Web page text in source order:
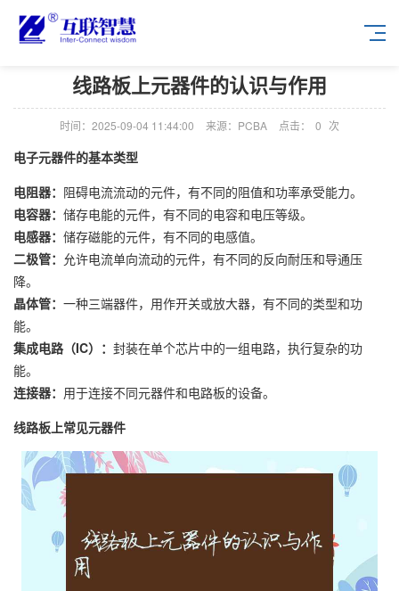
线路板上元器件的认识与作用
时间：2025-09-04 11:44:00 来源：PCBA 点击： 0 次
电子元器件的基本类型
电阻器： 阻碍电流流动的元件，有不同的阻值和功率承受能力。
电容器： 储存电能的元件，有不同的电容和电压等级。
电感器： 储存磁能的元件，有不同的电感值。
二极管： 允许电流单向流动的元件，有不同的反向耐压和导通压
降。
晶体管： 一种三端器件，用作开关或放大器，有不同的类型和功
能。
集成电路（IC）： 封装在单个芯片中的一组电路，执行复杂的功
能。
连接器： 用于连接不同元器件和电路板的设备。
线路板上常见元器件